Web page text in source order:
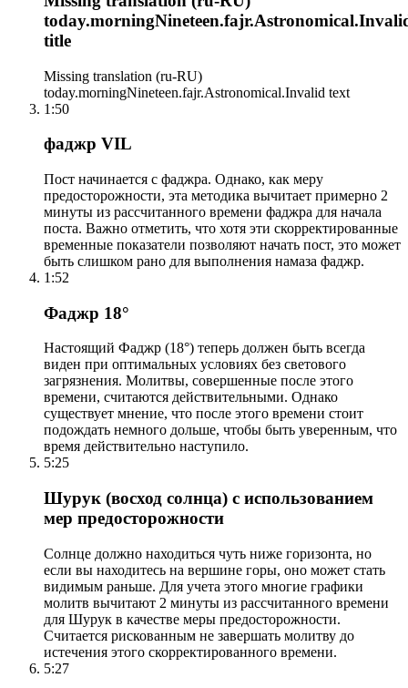
title
Missing translation (ru-RU)
today.morningNineteen.fajr.Astronomical.Invalid text
1:50
фаджр VIL
Пост начинается с фаджра. Однако, как меру
предосторожности, эта методика вычитает примерно 2
минуты из рассчитанного времени фаджра для начала
поста. Важно отметить, что хотя эти скорректированные
временные показатели позволяют начать пост, это может
быть слишком рано для выполнения намаза фаджр.
1:52
Фаджр 18°
Настоящий Фаджр (18°) теперь должен быть всегда
виден при оптимальных условиях без светового
загрязнения. Молитвы, совершенные после этого
времени, считаются действительными. Однако
существует мнение, что после этого времени стоит
подождать немного дольше, чтобы быть уверенным, что
время действительно наступило.
5:25
Шурук (восход солнца) с использованием
мер предосторожности
Солнце должно находиться чуть ниже горизонта, но
если вы находитесь на вершине горы, оно может стать
видимым раньше. Для учета этого многие графики
молитв вычитают 2 минуты из рассчитанного времени
для Шурук в качестве меры предосторожности.
Считается рискованным не завершать молитву до
истечения этого скорректированного времени.
5:27